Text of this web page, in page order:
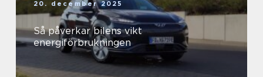
20. december 2025
Så påverkar bilens vikt
energiförbrukningen